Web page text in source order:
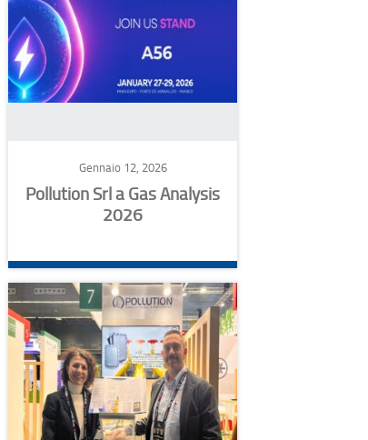
Gennaio 12, 2026
Pollution Srl a Gas Analysis
2026